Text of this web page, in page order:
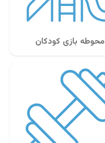
محوطه بازی کودکان